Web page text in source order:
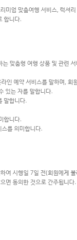
미엄 맞춤여행 서비스, 럭셔
합니다.
맞춤형 여행 상품 및 관련
인 예약 서비스를 말하며, 회
있는 자를 말합니다.
말합니다.
합니다.
를 의미합니다.
여 시행일 7일 전(회원에게
면 동의한 것으로 간주됩니다.